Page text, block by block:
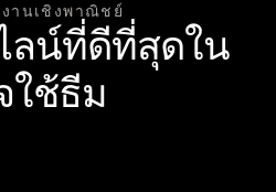
านเชิงพาณิชย์
ลน์ที่ดีที่สุดใน
ใช้ธีม